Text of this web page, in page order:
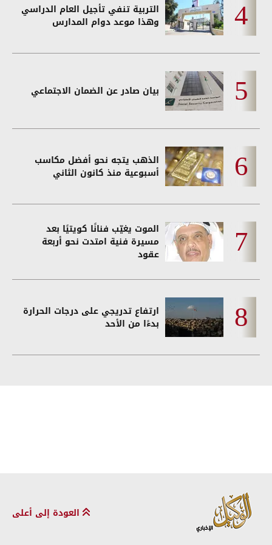
التربية تنفي تأجيل العام الدراسي
وهذا موعد دوام المدارس
بيان صادر عن الضمان الاجتماعي
الذهب يتجه نحو أفضل مكاسب
أسبوعية منذ كانون الثاني
الموت يغيّب فنانًا كويتيًا بعد
مسيرة فنية امتدت نحو أربعة
عقود
ارتفاع تدريجي على درجات الحرارة
بدءًا من الأحد
العودة إلى أعلى